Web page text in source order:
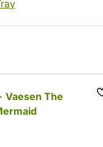
Vaesen The